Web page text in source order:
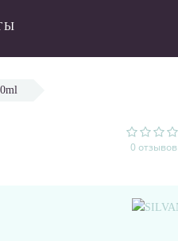
0 отзывов